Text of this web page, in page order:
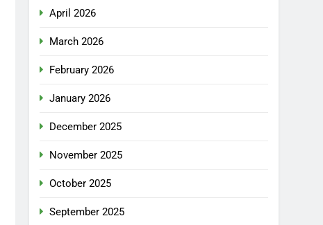
April 2026
March 2026
February 2026
January 2026
December 2025
November 2025
October 2025
September 2025